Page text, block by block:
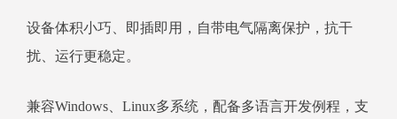
设备体积小巧、即插即用，自带电气隔离保护，抗干
扰、运行更稳定。
兼容Windows、Linux多系统，配备多语言开发例程，支